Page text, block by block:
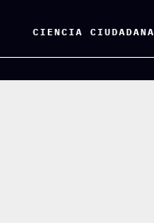
CIENCIA CIUDADANA